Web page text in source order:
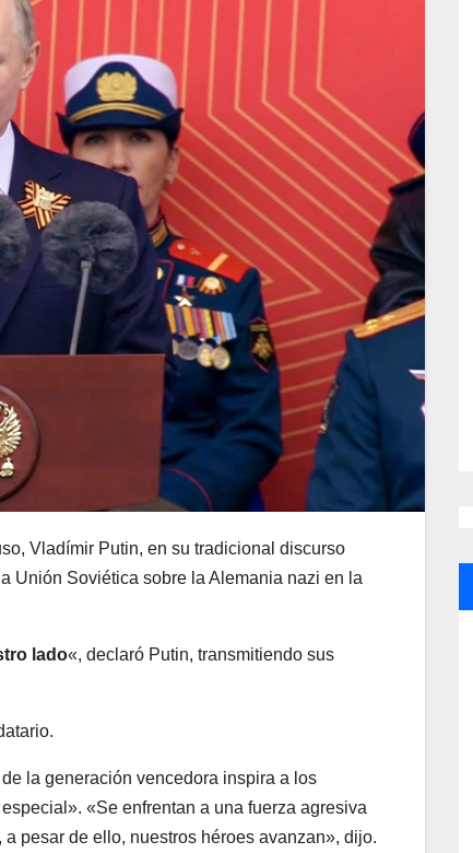
Vladímir Putin, en su tradicional discurso
Unión Soviética sobre la Alemania nazi en la
lado«, declaró Putin, transmitiendo sus
la generación vencedora inspira a los
«Se enfrentan a una fuerza agresiva
pesar de ello, nuestros héroes avanzan», dijo.